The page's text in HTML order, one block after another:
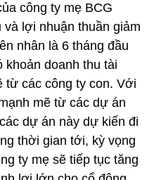
công ty mẹ BCG
và lợi nhuận thuần giảm
nhân là 6 tháng đầu
khoản doanh thu tài
từ các công ty con. Với
mẽ từ các dự án
dự án này dự kiến đi
thời gian tới, kỳ vọng
ty mẹ sẽ tiếp tục tăng